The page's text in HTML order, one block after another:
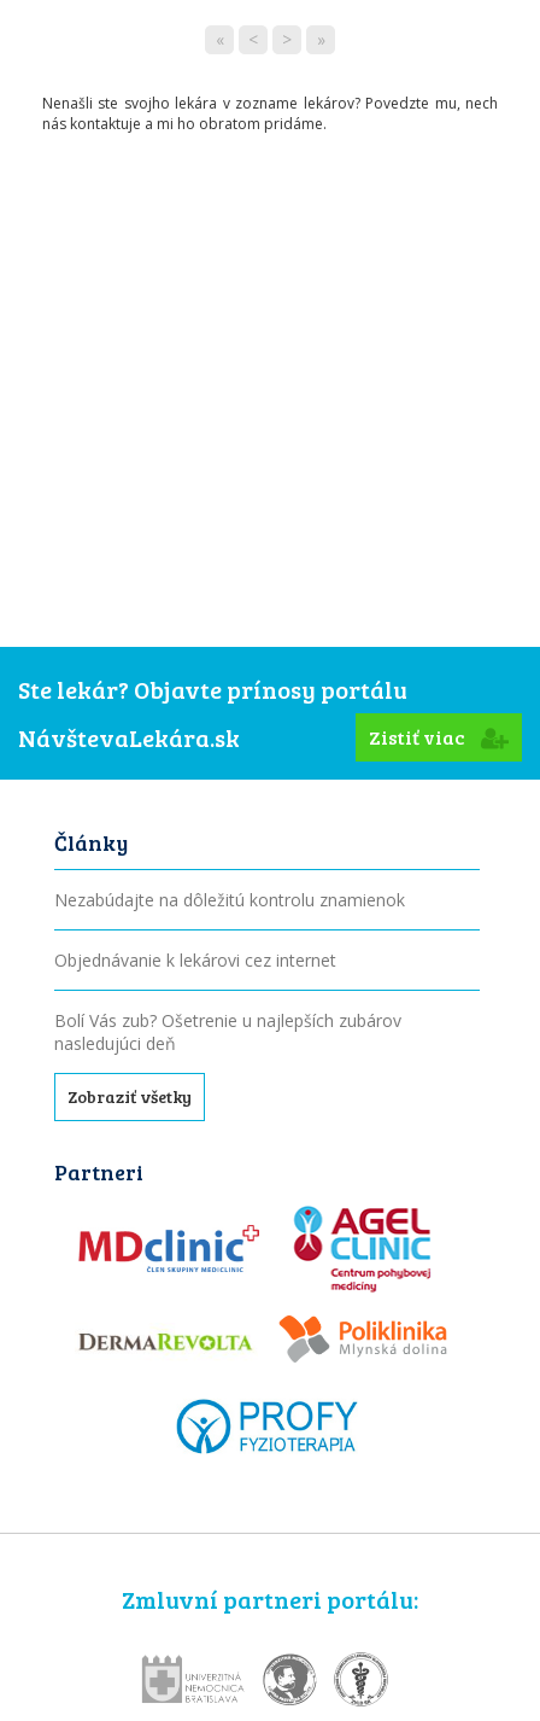
« < > »
Nenašli ste svojho lekára v zozname lekárov? Povedzte mu, nech
nás kontaktuje a mi ho obratom pridáme.
Ste lekár? Objavte prínosy portálu
NávštevaLekára.sk
Zistiť viac
Články
Nezabúdajte na dôležitú kontrolu znamienok
Objednávanie k lekárovi cez internet
Bolí Vás zub? Ošetrenie u najlepších zubárov
nasledujúci deň
Zobraziť všetky
Partneri
Zmluvní partneri portálu: